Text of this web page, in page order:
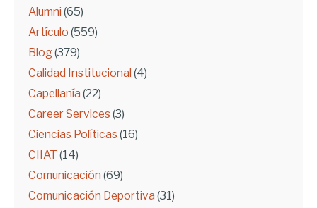
Alumni (65)
Artículo (559)
Blog(379)
Calidad Institucional (4)
Capellanía (22)
Career Services (3)
Ciencias Políticas (16)
CIIAT (14)
Comunicación (69)
Comunicación Deportiva (31)